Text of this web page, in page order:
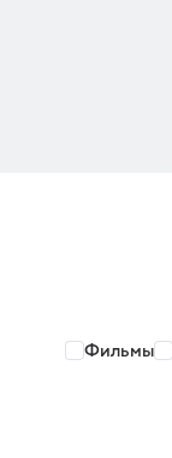
Фильмы